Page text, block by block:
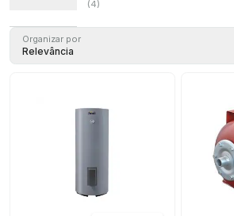
(4)
Organizar por
Relevância